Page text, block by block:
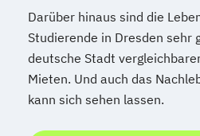
Darüber hinaus sind die
Studierende in Dresden sehr
deutsche Stadt
Mieten. Und auch das
kann sich sehen lassen.